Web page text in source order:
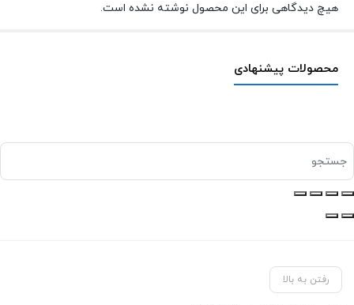
هیچ دیدگاهی برای این محصول نوشته نشده است.
محصولات پیشنهادی
رفتن به بالا